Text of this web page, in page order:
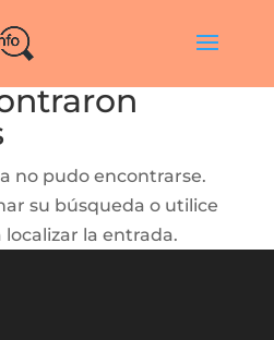
no pudo encontrarse.
su búsqueda o utilice
la entrada.